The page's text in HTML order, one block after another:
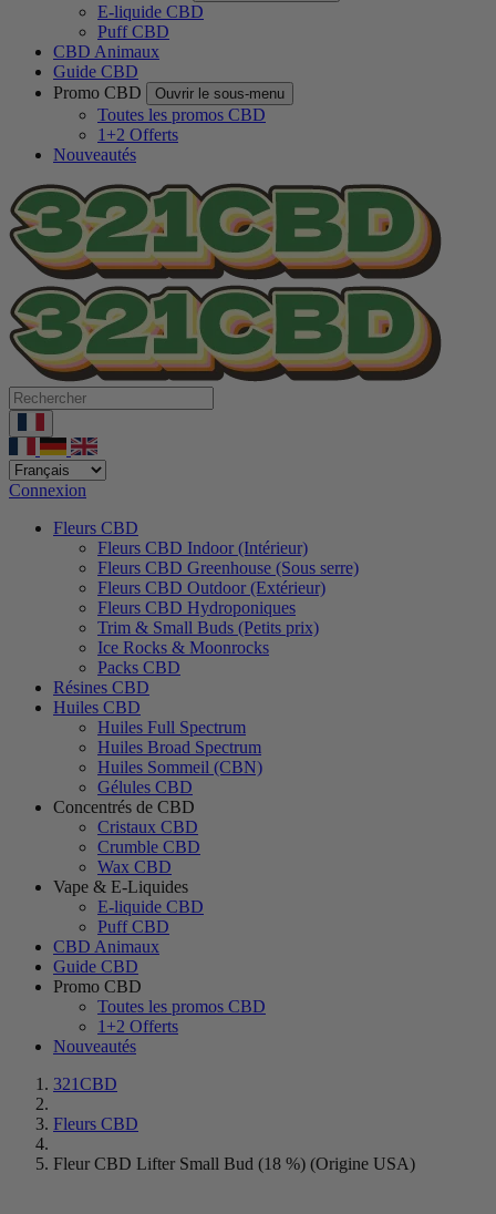
E-liquide CBD
Puff CBD
CBD Animaux
Guide CBD
Promo CBD
Ouvrir le sous-menu
Toutes les promos CBD
1+2 Offerts
Nouveautés
Connexion
Fleurs CBD
Fleurs CBD Indoor (Intérieur)
Fleurs CBD Greenhouse (Sous serre)
Fleurs CBD Outdoor (Extérieur)
Fleurs CBD Hydroponiques
Trim & Small Buds (Petits prix)
Ice Rocks & Moonrocks
Packs CBD
Résines CBD
Huiles CBD
Huiles Full Spectrum
Huiles Broad Spectrum
Huiles Sommeil (CBN)
Gélules CBD
Concentrés de CBD
Cristaux CBD
Crumble CBD
Wax CBD
Vape & E-Liquides
E-liquide CBD
Puff CBD
CBD Animaux
Guide CBD
Promo CBD
Toutes les promos CBD
1+2 Offerts
Nouveautés
321CBD
Fleurs CBD
Fleur CBD Lifter Small Bud (18 %) (Origine USA)